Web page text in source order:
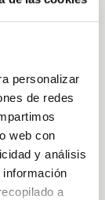
personalizar
de redes
web con
y análisis
a